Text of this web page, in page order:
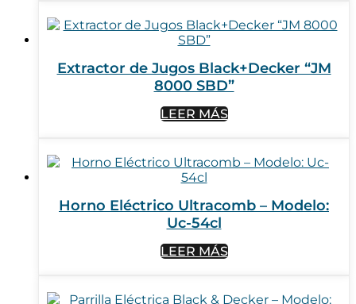
Extractor de Jugos Black+Decker “JM
8000 SBD”
LEER MÁS
Horno Eléctrico Ultracomb – Modelo:
Uc-54cl
LEER MÁS